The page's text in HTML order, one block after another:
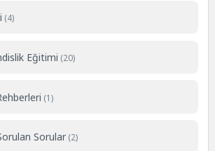
(4)
Eğitimi (20)
(1)
Sorular (2)